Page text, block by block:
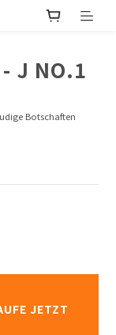
J NO.1
Botschaften
JETZT